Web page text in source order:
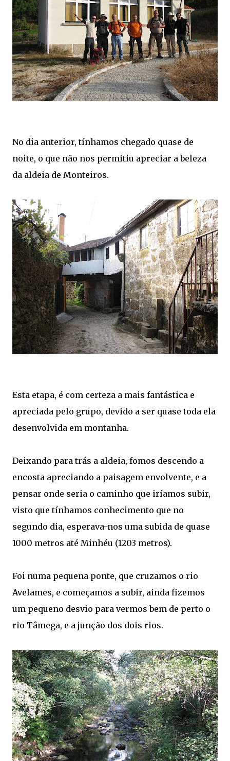
No dia anterior, tínhamos chegado quase de
noite, o que não nos permitiu apreciar a beleza
da aldeia de Monteiros.
Esta etapa, é com certeza a mais fantástica e
apreciada pelo grupo, devido a ser quase toda ela
desenvolvida em montanha.
Deixando para trás a aldeia, fomos descendo a
encosta apreciando a paisagem envolvente, e a
pensar onde seria o caminho que iríamos subir,
visto que tínhamos conhecimento que no
segundo dia, esperava-nos uma subida de quase
1000 metros até Minhéu (1203 metros).
Foi numa pequena ponte, que cruzamos o rio
Avelames, e começamos a subir, ainda fizemos
um pequeno desvio para vermos bem de perto o
rio Tâmega, e a junção dos dois rios.